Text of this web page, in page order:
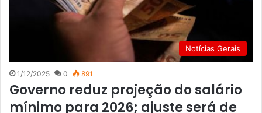
Notícias Gerais
1/12/2025 0 891
Governo reduz projeção do salário
mínimo para 2026; ajuste será de